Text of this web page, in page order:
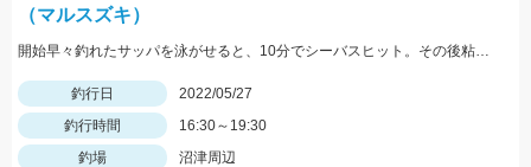
（マルスズキ）
開始早々釣れたサッパを泳がせると、10分でシーバスヒット。その後粘るも肝心のアオリイカが釣れない。
釣行日
2022/05/27
釣行時間
16:30～19:30
釣場
沼津周辺